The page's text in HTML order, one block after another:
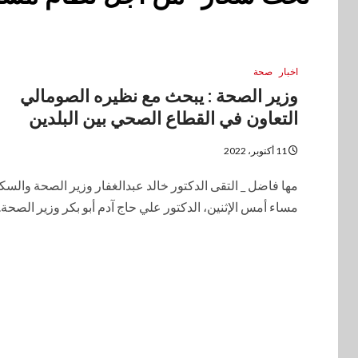
اخبار صحة
وزير الصحة : يبحث مع نظيره الصومالي
التعاون في القطاع الصحي بين البلدين
مها فاضل _ التقى الدكتور خالد عبدالغفار وزير الصحة
مساء أمس الإثنين، الدكتور علي حاج آدم أبو بكر وزير